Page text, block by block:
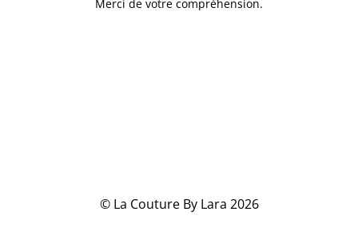
Merci de votre compréhension.
© La Couture By Lara 2026